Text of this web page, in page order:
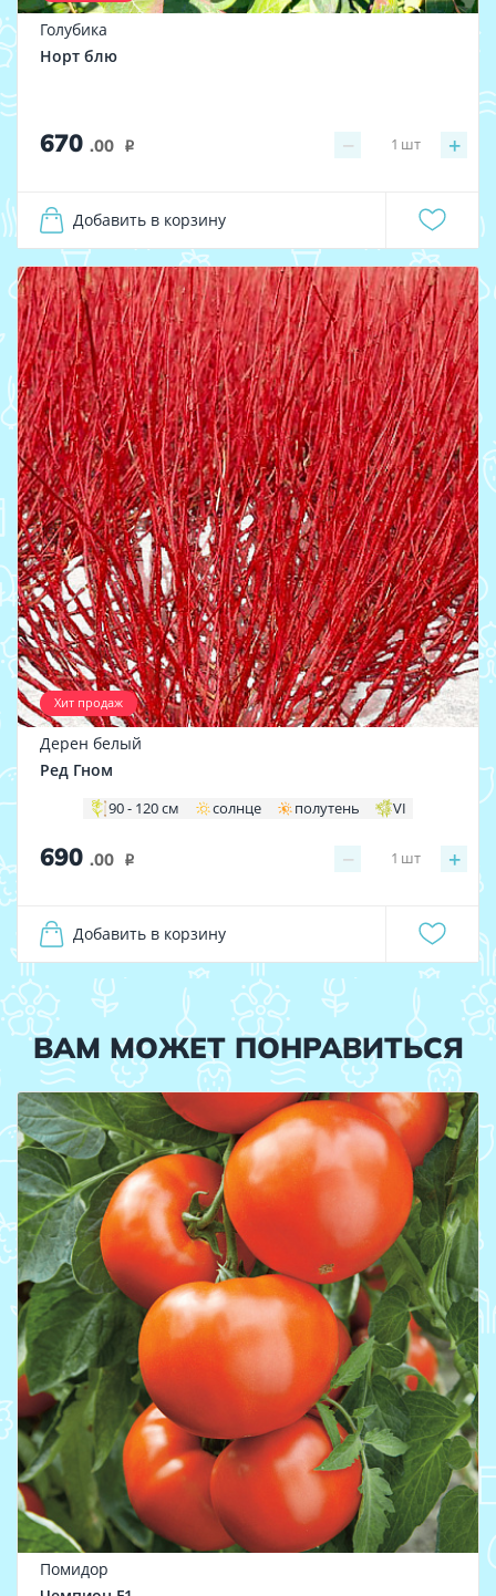
Голубика
Норт блю
670 .00 i − +
1 шт
Добавить в корзину
Хит продаж
Дерен белый
Ред Гном
90 - 120 см солнце полутень VI
690 .00 i − +
1 шт
Добавить в корзину
ВАМ МОЖЕТ ПОНРАВИТЬСЯ
Помидор